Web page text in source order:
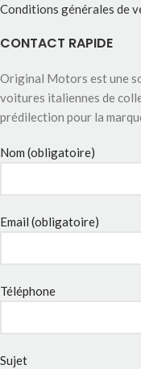
Conditions générales de
CONTACT RAPIDE
Original Motors est une
voitures italiennes de
prédilection pour la
Nom (obligatoire)
Email (obligatoire)
Téléphone
Sujet